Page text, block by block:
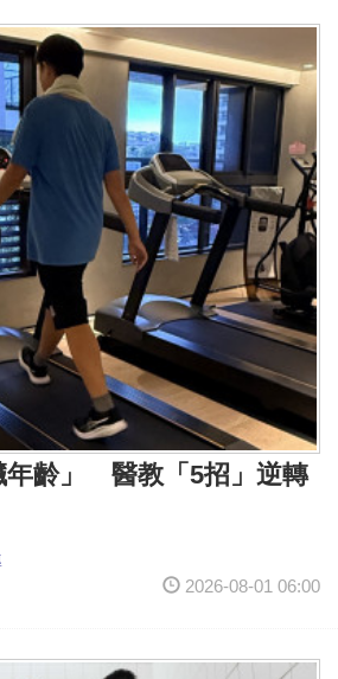
年齡」 醫教「5招」逆轉
2026-08-01 06:00